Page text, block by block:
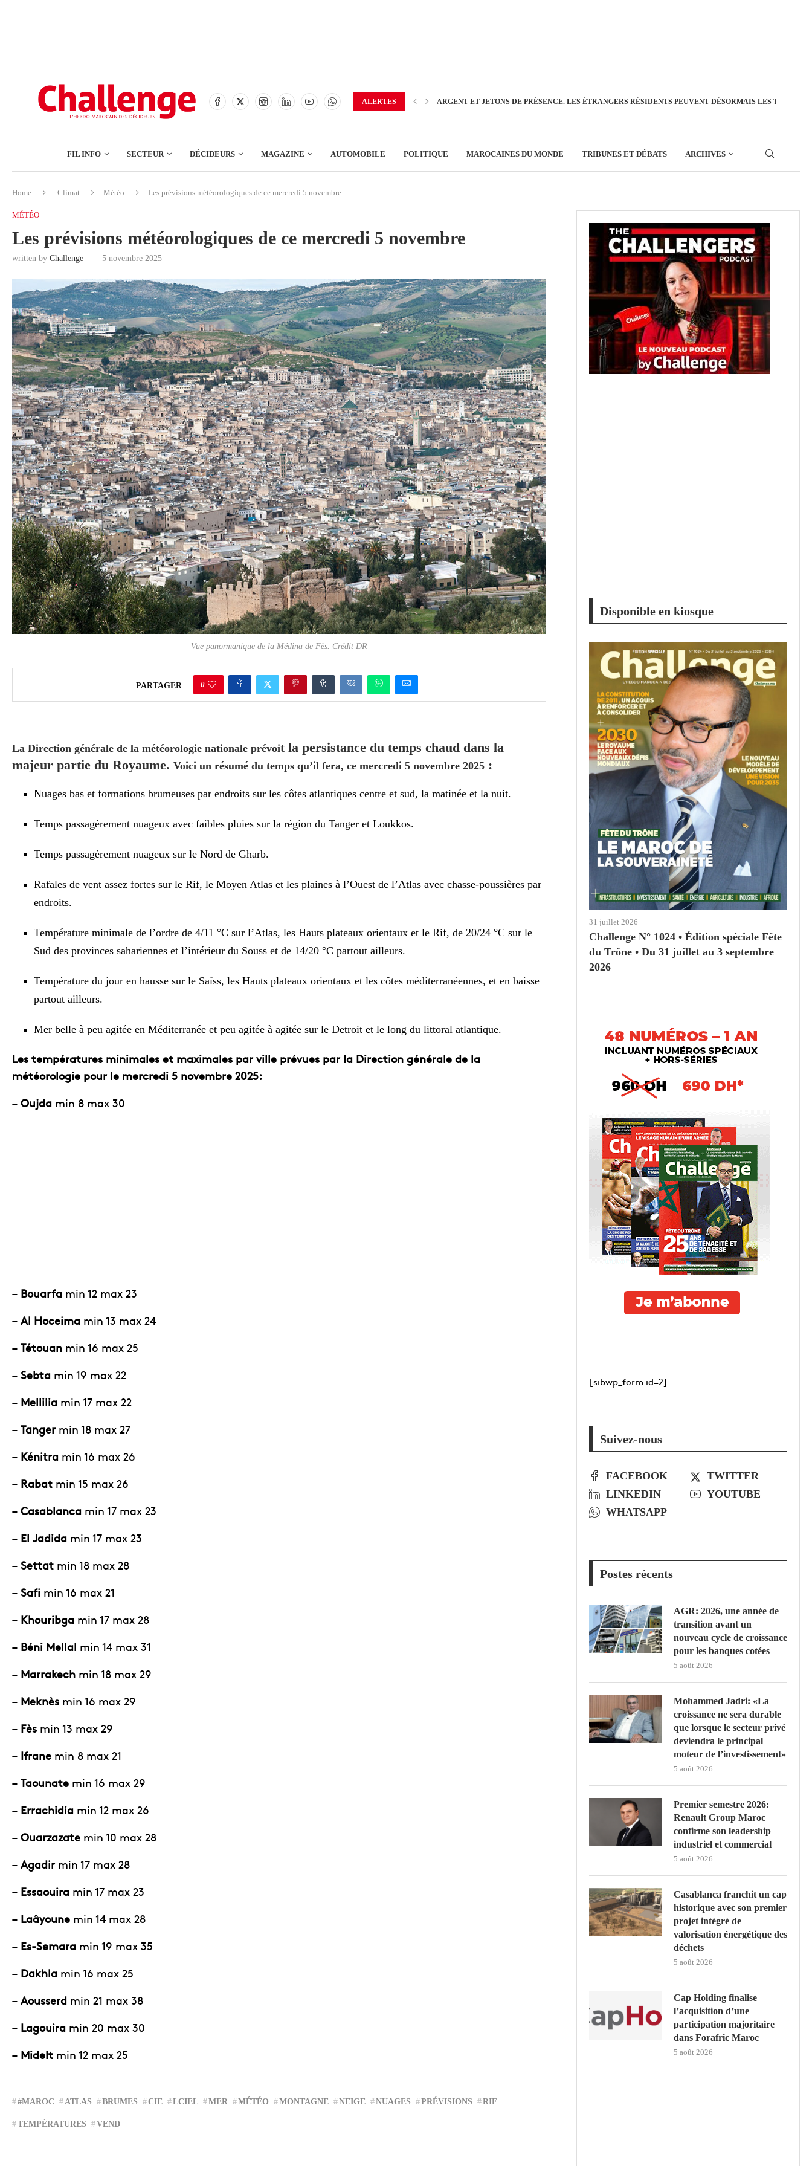
COMMERCE
ENSEIGNEMENT
ALERTES ARGENT ET JETONS DE PRÉSENCE. LES ÉTRANGERS RÉSIDENTS PEUVENT DÉSORMAIS LES
FIL INFO SECTEUR
BOURSE
COMMERCE
IMMOBILIER
EDUCATION
ENSEIGNEMENT
DÉCIDEURS MAGAZINE AUTOMOBILE POLITIQUE MAROCAINES DU MONDE TRIBUNES ET DÉBATS ARCHIVES
Home Climat Météo Les prévisions météorologiques de ce mercredi 5 novembre
MÉTÉO
Les prévisions météorologiques de ce mercredi 5 novembre
written by Challenge 5 novembre 2025
Vue panormanique de la Médina de Fès. Crédit DR
PARTAGER 0
La Direction générale de la météorologie nationale prévoit la persistance du temps chaud dans la
majeur partie du Royaume. Voici un résumé du temps qu’il fera, ce mercredi 5 novembre 2025 :
Nuages bas et formations brumeuses par endroits sur les côtes atlantiques centre et sud, la matinée et la nuit.
Temps passagèrement nuageux avec faibles pluies sur la région du Tanger et Loukkos.
Temps passagèrement nuageux sur le Nord de Gharb.
Rafales de vent assez fortes sur le Rif, le Moyen Atlas et les plaines à l’Ouest de l’Atlas avec chasse-poussières par
endroits.
Température minimale de l’ordre de 4/11 °C sur l’Atlas, les Hauts plateaux orientaux et le Rif, de 20/24 °C sur le
Sud des provinces sahariennes et l’intérieur du Souss et de 14/20 °C partout ailleurs.
Température du jour en hausse sur le Saïss, les Hauts plateaux orientaux et les côtes méditerranéennes, et en baisse
partout ailleurs.
Mer belle à peu agitée en Méditerranée et peu agitée à agitée sur le Detroit et le long du littoral atlantique.
Les températures minimales et maximales par ville prévues par la Direction générale de la
météorologie pour le mercredi 5 novembre 2025:
– Oujda min 8 max 30
– Bouarfa min 12 max 23
– Al Hoceima min 13 max 24
– Tétouan min 16 max 25
– Sebta min 19 max 22
– Mellilia min 17 max 22
– Tanger min 18 max 27
– Kénitra min 16 max 26
– Rabat min 15 max 26
– Casablanca min 17 max 23
– El Jadida min 17 max 23
– Settat min 18 max 28
– Safi min 16 max 21
– Khouribga min 17 max 28
– Béni Mellal min 14 max 31
– Marrakech min 18 max 29
– Meknès min 16 max 29
– Fès min 13 max 29
– Ifrane min 8 max 21
– Taounate min 16 max 29
– Errachidia min 12 max 26
– Ouarzazate min 10 max 28
– Agadir min 17 max 28
– Essaouira min 17 max 23
– Laâyoune min 14 max 28
– Es-Semara min 19 max 35
– Dakhla min 16 max 25
– Aousserd min 21 max 38
– Lagouira min 20 max 30
– Midelt min 12 max 25
#MAROC ATLAS BRUMES CIE LCIEL MER MÉTÉO MONTAGNE NEIGE NUAGES PRÉVISIONS RIF
TEMPÉRATURES VEND
Disponible en kiosque
31 juillet 2026
Challenge N° 1024 • Édition spéciale Fête
du Trône • Du 31 juillet au 3 septembre
2026
[sibwp_form id=2]
Suivez-nous
FACEBOOK
TWITTER
LINKEDIN
YOUTUBE
WHATSAPP
Postes récents
AGR: 2026, une année de
transition avant un
nouveau cycle de croissance
pour les banques cotées
5 août 2026
Mohammed Jadri: «La
croissance ne sera durable
que lorsque le secteur privé
deviendra le principal
moteur de l’investissement»
5 août 2026
Premier semestre 2026:
Renault Group Maroc
confirme son leadership
industriel et commercial
5 août 2026
Casablanca franchit un cap
historique avec son premier
projet intégré de
valorisation énergétique des
déchets
5 août 2026
Cap Holding finalise
l’acquisition d’une
participation majoritaire
dans Forafric Maroc
5 août 2026